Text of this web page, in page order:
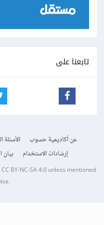
تابعنا على
عن أكاديمية حسوب الأسئلة
إرشادات الاستخدام
CC BY-NC-SA 4.0unless mentioned